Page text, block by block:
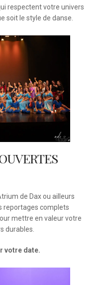
respectent votre univers
soit le style de danse.
de Dax ou ailleurs
reportages complets
mettre en valeur votre
durables.
votre date.